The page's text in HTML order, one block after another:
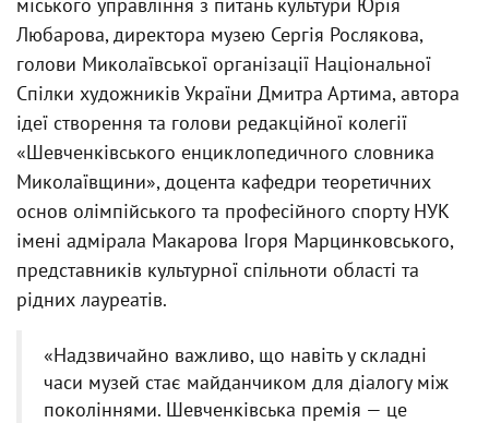
Любарова, директора музею Сергія Рослякова,
голови Миколаївської організації Національної
Спілки художників України Дмитра Артима, автора
ідеї створення та голови редакційної колегії
«Шевченківського енциклопедичного словника
Миколаївщини», доцента кафедри теоретичних
основ олімпійського та професійного спорту НУК
імені адмірала Макарова Ігоря Марцинковського,
представників культурної спільноти області та
рідних лауреатів.
«Надзвичайно важливо, що навіть у складні
часи музей стає майданчиком для діалогу між
поколіннями. Шевченківська премія — це